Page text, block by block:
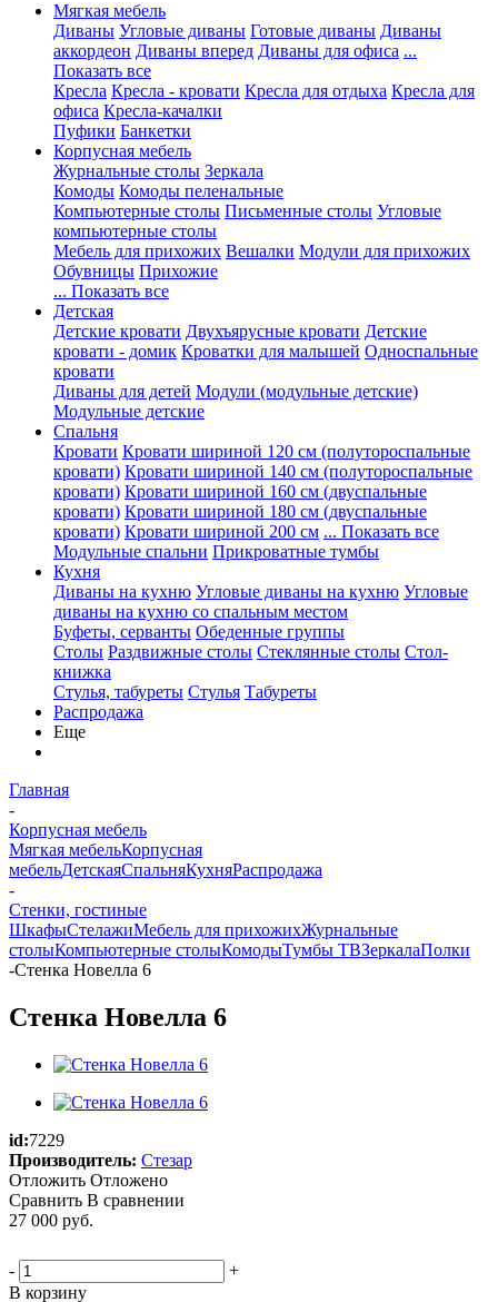
Мягкая мебель
Диваны Угловые диваны Готовые диваны Диваны
аккордеон Диваны вперед Диваны для офиса ...
Показать все
Кресла Кресла - кровати Кресла для отдыха Кресла для
офиса Кресла-качалки
Пуфики Банкетки
Корпусная мебель
Журнальные столы Зеркала
Комоды Комоды пеленальные
Компьютерные столы Письменные столы Угловые
компьютерные столы
Мебель для прихожих Вешалки Модули для прихожих
Обувницы Прихожие
... Показать все
Детская
Детские кровати Двухъярусные кровати Детские
кровати - домик Кроватки для малышей Односпальные
кровати
Диваны для детей Модули (модульные детские)
Модульные детские
Спальня
Кровати Кровати шириной 120 см (полутороспальные
кровати) Кровати шириной 140 см (полутороспальные
кровати) Кровати шириной 160 см (двуспальные
кровати) Кровати шириной 180 см (двуспальные
кровати) Кровати шириной 200 см ... Показать все
Модульные спальни Прикроватные тумбы
Кухня
Диваны на кухню Угловые диваны на кухню Угловые
диваны на кухню со спальным местом
Буфеты, серванты Обеденные группы
Столы Раздвижные столы Стеклянные столы Стол-
книжка
Стулья, табуреты Стулья Табуреты
Распродажа
Еще
Главная
-
Корпусная мебель
Мягкая мебельКорпусная
мебельДетскаяСпальняКухняРаспродажа
-
Стенки, гостиные
ШкафыСтелажиМебель для прихожихЖурнальные
столыКомпьютерные столыКомодыТумбы ТВЗеркалаПолки
-Стенка Новелла 6
Стенка Новелла 6
id:7229
Производитель: Стезар
Отложить Отложено
Сравнить В сравнении
27 000 руб.
-
+
В корзину